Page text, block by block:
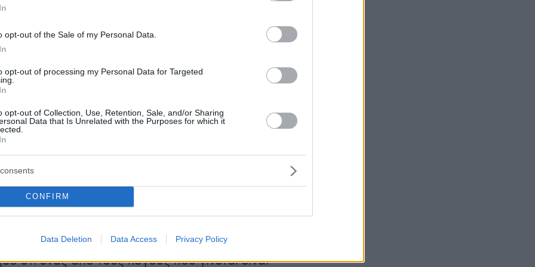
opt-out of the Sale of my Personal Data.
opt-out of processing my Personal Data for Targeted
opt-out of Collection, Use, Retention, Sale, and/or Sharing
Data that Is Unrelated with the Purposes for which it
CONFIRM
Data Deletion Data Access Privacy Policy
και πιο αυστηρά όλες οι αιτήσεις ασύλου. Και
νομικά κενά, τα οποία κλείνουμε με το νέο
“Θα υπάρχει κράτηση, η οποία
πια πιο αυστηρή και δεν θα μπορούν να
από το μέρος το οποίο κρατούνται. Θα είναι
Απλώς θα αφορά τους ανθρώπους αυτούς.
οποίο θα αλλάξει προς το αυστηρότερο. Δεν
χρειαστεί να γίνουν νέοι χώροι“.
ότι ένας από τους λόγους που γίνεται είναι